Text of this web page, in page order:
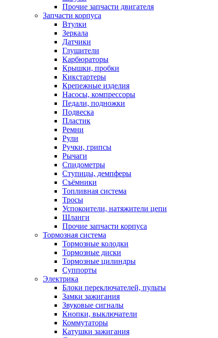
Прочие запчасти двигателя
Запчасти корпуса
Втулки
Зеркала
Датчики
Глушители
Карбюраторы
Крышки, пробки
Кикстартеры
Крепежные изделия
Насосы, компрессоры
Педали, подножки
Подвеска
Пластик
Ремни
Рули
Ручки, грипсы
Рычаги
Спидометры
Ступицы, демпферы
Съёмники
Топливная система
Тросы
Успокоители, натяжители цепи
Шланги
Прочие запчасти корпуса
Тормозная система
Тормозные колодки
Тормозные диски
Тормозные цилиндры
Суппорты
Электрика
Блоки переключателей, пульты
Замки зажигания
Звуковые сигналы
Кнопки, выключатели
Коммутаторы
Катушки зажигания